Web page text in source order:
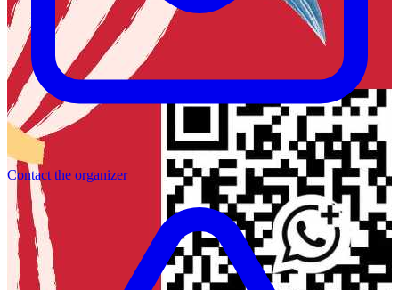
Contact the organizer